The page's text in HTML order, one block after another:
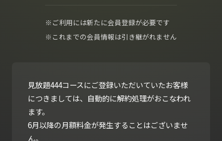
※ご利用には新たに会員登録が必要です
※これまでの会員情報は引き継がれません
見放題444コースにご登録いただいていたお客様
につきましては、自動的に解約処理がおこなわれ
ます。
6月以降の月額料金が発生することはございませ
ん。